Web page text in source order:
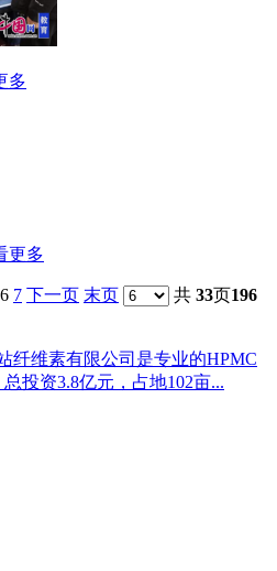
多
更多
6 7 下一页 末页 共 33页196
纤维素有限公司是专业的HPMC
投资3.8亿元，占地102亩...